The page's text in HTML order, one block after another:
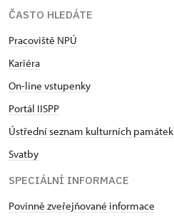
ČASTO HLEDÁTE
Pracoviště NPÚ
Kariéra
On-line vstupenky
Portál IISPP
Ústřední seznam kulturních památek
Svatby
SPECIÁLNÍ INFORMACE
Povinně zveřejňované informace